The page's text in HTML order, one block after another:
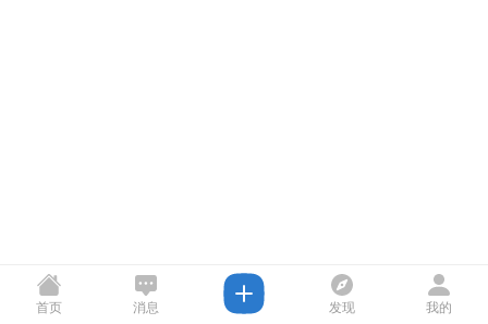
首页 消息 发现 我的